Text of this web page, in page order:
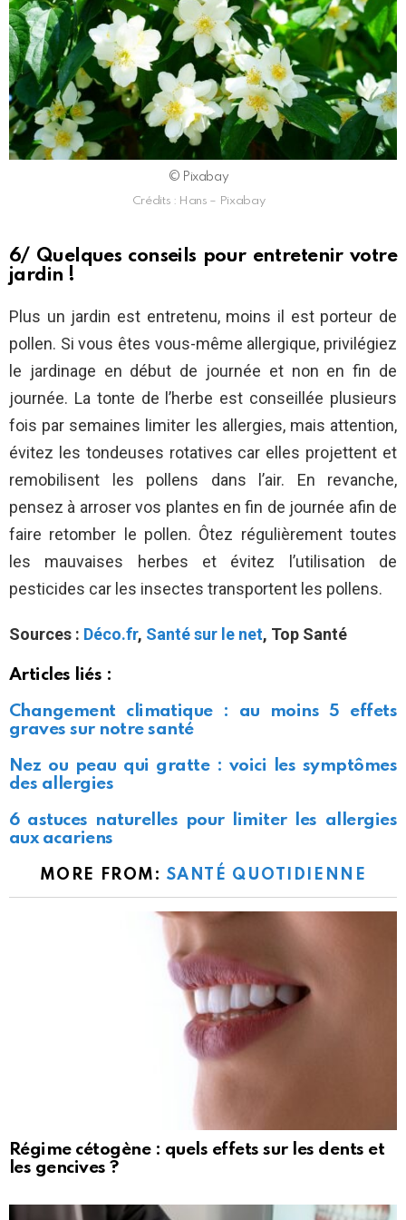
© Pixabay
Crédits : Hans – Pixabay
6/ Quelques conseils pour entretenir votre
jardin !
Plus un jardin est entretenu, moins il est porteur de
pollen. Si vous êtes vous-même allergique, privilégiez
le jardinage en début de journée et non en fin de
journée. La tonte de l’herbe est conseillée plusieurs
fois par semaines limiter les allergies, mais attention,
évitez les tondeuses rotatives car elles projettent et
remobilisent les pollens dans l’air. En revanche,
pensez à arroser vos plantes en fin de journée afin de
faire retomber le pollen. Ôtez régulièrement toutes
les mauvaises herbes et évitez l’utilisation de
pesticides car les insectes transportent les pollens.
Sources : Déco.fr, Santé sur le net, Top Santé
Articles liés :
Changement climatique : au moins 5 effets
graves sur notre santé
Nez ou peau qui gratte : voici les symptômes
des allergies
6 astuces naturelles pour limiter les allergies
aux acariens
MORE FROM: SANTÉ QUOTIDIENNE
Régime cétogène : quels effets sur les dents et
les gencives ?